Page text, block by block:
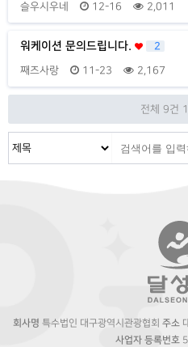
슬우시우네 12-16 2,011
워케이션 문의드립니다. 2
째즈사랑 11-23 2,167
전체 9건
회사명 특수법인 대구광역시관광협회 주소
사업자 등록번호